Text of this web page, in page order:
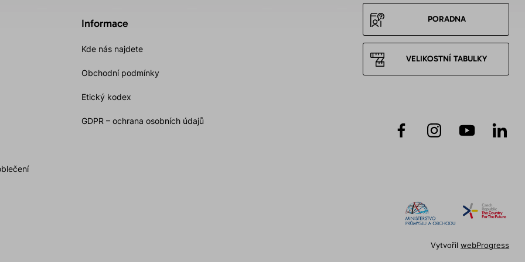
Informace
Kde nás najdete
Obchodní podmínky
Etický kodex
GDPR – ochrana osobních údajů
PORADNA
VELIKOSTNÍ TABULKY
VytvořilwebProgress